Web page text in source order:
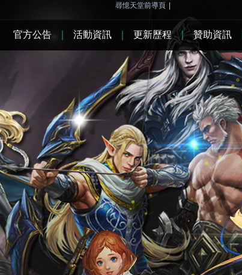
尋憶天堂前導頁